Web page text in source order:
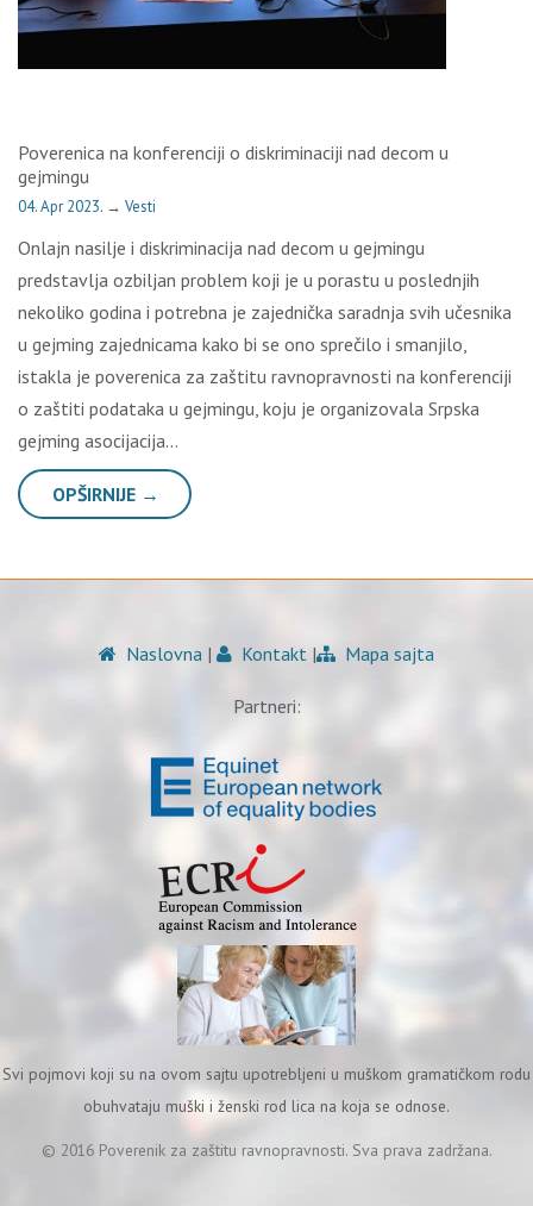
Poverenica na konferenciji o diskriminaciji nad decom u
gejmingu
04. Apr 2023. → Vesti
Onlajn nasilje i diskriminacija nad decom u gejmingu
predstavlja ozbiljan problem koji je u porastu u poslednjih
nekoliko godina i potrebna je zajednička saradnja svih učesnika
u gejming zajednicama kako bi se ono sprečilo i smanjilo,
istakla je poverenica za zaštitu ravnopravnosti na konferenciji
o zaštiti podataka u gejmingu, koju je organizovala Srpska
gejming asocijacija…
OPŠIRNIJE →
Naslovna | Kontakt | Mapa sajta
Partneri:
Svi pojmovi koji su na ovom sajtu upotrebljeni u muškom gramatičkom rodu
obuhvataju muški i ženski rod lica na koja se odnose.
© 2016 Poverenik za zaštitu ravnopravnosti. Sva prava zadržana.